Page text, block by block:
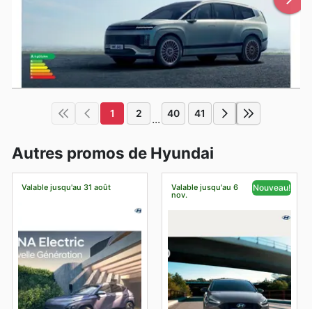
1 2 ... 40 41
Autres promos de Hyundai
Valable jusqu'au 31 août Valable jusqu'au 6
nov.
Nouveau!